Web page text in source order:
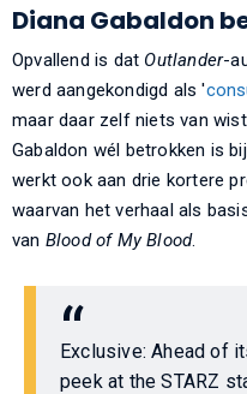
Diana Gabaldon
Opvallend is dat Outlander-
werd aangekondigd als '
maar daar zelf niets van
Gabaldon wél betrokken is
werkt ook aan drie kortere
waarvan het verhaal als
van Blood of My Blood.
Exclusive: Ahead of
peek at the STARZ